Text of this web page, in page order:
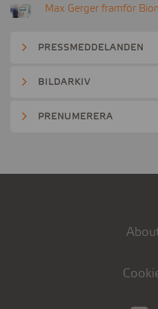
Max Gerger framför
PRESSMEDDELANDEN
BILDARKIV
PRENUMERERA